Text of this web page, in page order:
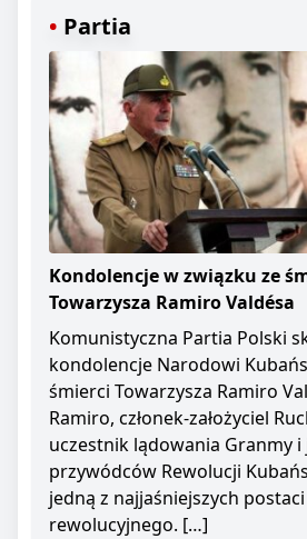
Partia
Kondolencje w związku ze
Towarzysza Ramiro Valdésa
Komunistyczna Partia Polski
kondolencje Narodowi
śmierci Towarzysza Ramiro
Ramiro, członek-założyciel
uczestnik lądowania Granmy i
przywódców Rewolucji
jedną z najjaśniejszych
rewolucyjnego. […]